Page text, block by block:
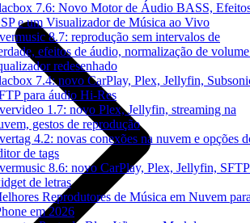
7.6: Novo Motor de Áudio BASS,
e um Visualizador de Música ao Vivo
8.7: reprodução sem intervalos de
efeitos de áudio, normalização de
redesenhado
7.4: novo CarPlay, Plex, Jellyfin,
para áudio Hi-Res
1.7: novo Plex, Jellyfin, streaming na
gestos de reprodução
4.2: novas conexões na nuvem e opções
de tags
8.6: novo CarPlay, Plex, Jellyfin,
de letras
Reprodutores de Música em Nuvem
em 2026